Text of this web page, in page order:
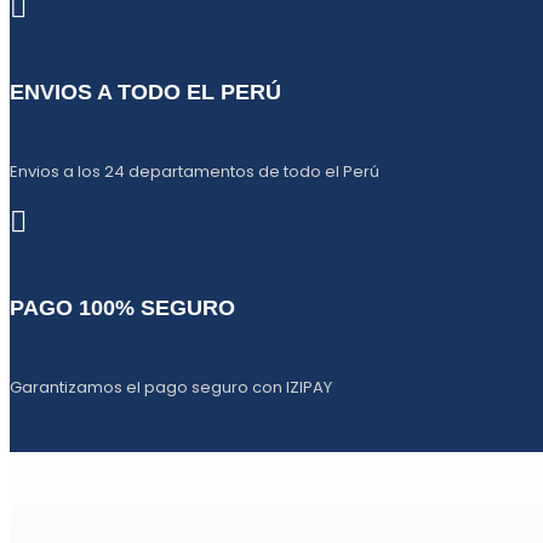
ENVIOS A TODO EL PERÚ
Envios a los 24 departamentos de todo el Perú
PAGO 100% SEGURO
Garantizamos el pago seguro con IZIPAY